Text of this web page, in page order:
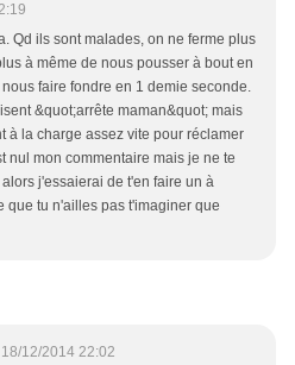
Qd ils sont malades, on ne ferme plus
à même de nous pousser à bout en
faire fondre en 1 demie seconde.
&quot;arrête maman&quot; mais
à la charge assez vite pour réclamer
nul mon commentaire mais je ne te
j'essaierai de t'en faire un à
que tu n'ailles pas t'imaginer que
18/12/2014 22:02